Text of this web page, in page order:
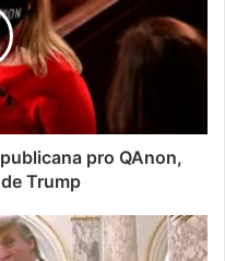
pro QAnon,
Trump